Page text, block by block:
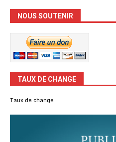
NOUS SOUTENIR
TAUX DE CHANGE
Taux de change